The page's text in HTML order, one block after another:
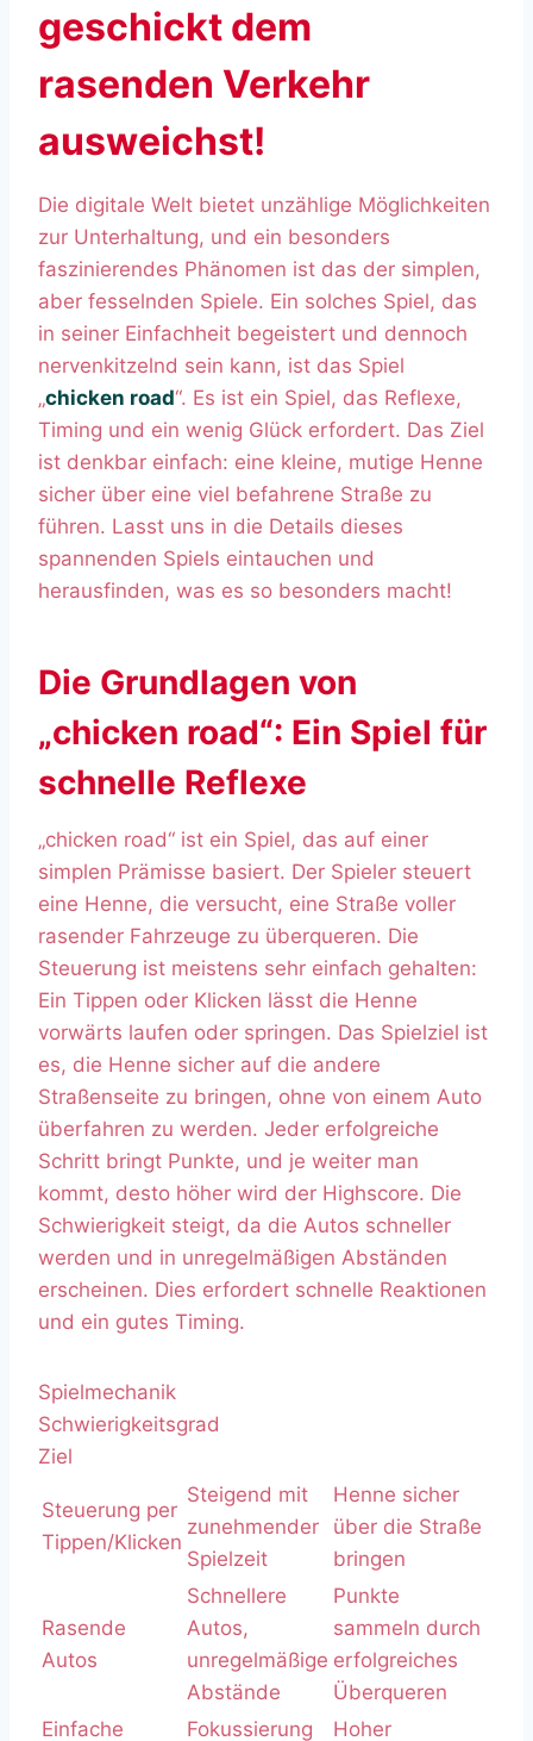
geschickt dem
rasenden Verkehr
ausweichst!
Die digitale Welt bietet unzählige Möglichkeiten
zur Unterhaltung, und ein besonders
faszinierendes Phänomen ist das der simplen,
aber fesselnden Spiele. Ein solches Spiel, das
in seiner Einfachheit begeistert und dennoch
nervenkitzelnd sein kann, ist das Spiel
„chicken road“. Es ist ein Spiel, das Reflexe,
Timing und ein wenig Glück erfordert. Das Ziel
ist denkbar einfach: eine kleine, mutige Henne
sicher über eine viel befahrene Straße zu
führen. Lasst uns in die Details dieses
spannenden Spiels eintauchen und
herausfinden, was es so besonders macht!
Die Grundlagen von
„chicken road“: Ein Spiel für
schnelle Reflexe
„chicken road“ ist ein Spiel, das auf einer
simplen Prämisse basiert. Der Spieler steuert
eine Henne, die versucht, eine Straße voller
rasender Fahrzeuge zu überqueren. Die
Steuerung ist meistens sehr einfach gehalten:
Ein Tippen oder Klicken lässt die Henne
vorwärts laufen oder springen. Das Spielziel ist
es, die Henne sicher auf die andere
Straßenseite zu bringen, ohne von einem Auto
überfahren zu werden. Jeder erfolgreiche
Schritt bringt Punkte, und je weiter man
kommt, desto höher wird der Highscore. Die
Schwierigkeit steigt, da die Autos schneller
werden und in unregelmäßigen Abständen
erscheinen. Dies erfordert schnelle Reaktionen
und ein gutes Timing.
Spielmechanik
Schwierigkeitsgrad
Ziel
Steuerung per
Tippen/Klicken
Steigend mit
zunehmender
Spielzeit
Henne sicher
über die Straße
bringen
Rasende
Autos
Schnellere
Autos,
unregelmäßige
Abstände
Punkte
sammeln durch
erfolgreiches
Überqueren
Einfache
Fokussierung Hoher